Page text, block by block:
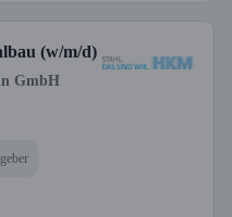
(w/m/d)
GmbH